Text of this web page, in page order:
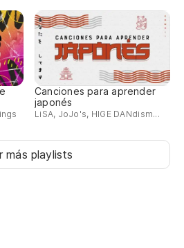
Canciones para aprender
japonés
LiSA, JoJo's, HIGE DANdism...
más playlists